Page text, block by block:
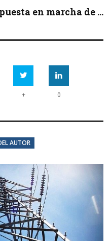
en marcha de ...
+ 0
AUTOR